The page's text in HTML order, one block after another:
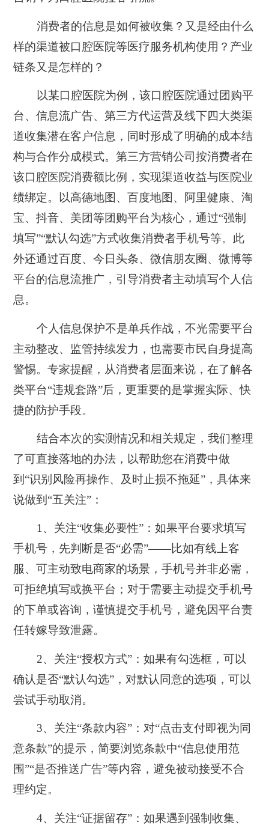
消费者的信息是如何被收集？又是经由什么
样的渠道被口腔医院等医疗服务机构使用？产业
链条又是怎样的？
以某口腔医院为例，该口腔医院通过团购平
台、信息流广告、第三方代运营及线下四大类渠
道收集潜在客户信息，同时形成了明确的成本结
构与合作分成模式。第三方营销公司按消费者在
该口腔医院消费额比例，实现渠道收益与医院业
绩绑定。以高德地图、百度地图、阿里健康、淘
宝、抖音、美团等团购平台为核心，通过“强制
填写”“默认勾选”方式收集消费者手机号等。此
外还通过百度、今日头条、微信朋友圈、微博等
平台的信息流推广，引导消费者主动填写个人信
息。
个人信息保护不是单兵作战，不光需要平台
主动整改、监管持续发力，也需要市民自身提高
警惕。专家提醒，从消费者层面来说，在了解各
类平台“违规套路”后，更重要的是掌握实际、快
捷的防护手段。
结合本次的实测情况和相关规定，我们整理
了可直接落地的办法，以帮助您在消费中做
到“识别风险再操作、及时止损不拖延”，具体来
说做到“五关注”：
1、关注“收集必要性”：如果平台要求填写
手机号，先判断是否“必需”——比如有线上客
服、可主动致电商家的场景，手机号并非必需，
可拒绝填写或换平台；对于需要主动提交手机号
的下单或咨询，谨慎提交手机号，避免因平台责
任转嫁导致泄露。
2、关注“授权方式”：如果有勾选框，可以
确认是否“默认勾选”，对默认同意的选项，可以
尝试手动取消。
3、关注“条款内容”：对“点击支付即视为同
意条款”的提示，简要浏览条款中“信息使用范
围”“是否推送广告”等内容，避免被动接受不合
理约定。
4、关注“证据留存”：如果遇到强制收集、